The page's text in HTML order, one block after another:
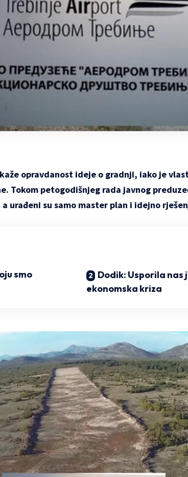
opravdanost ideje o gradnji, iako je
Tokom petogodišnjeg rada javnog
urađeni su samo master plan i idejno
smo
Dodik: Usporila nas
ekonomska kriza